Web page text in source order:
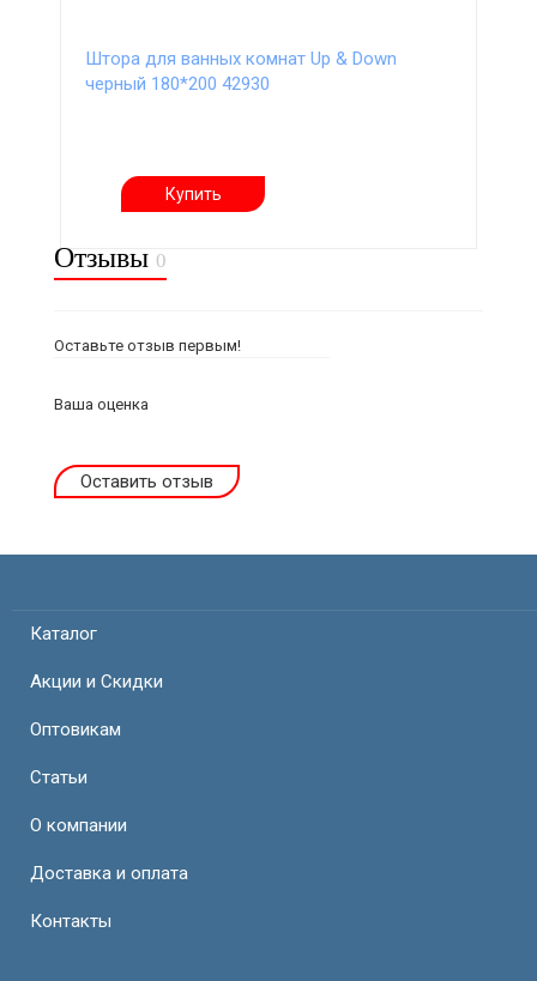
Штора для ванных комнат Up & Down
черный 180*200 42930
Купить
Отзывы 0
Оставьте отзыв первым!
Ваша оценка
Оставить отзыв
Каталог
Акции и Скидки
Оптовикам
Статьи
О компании
Доставка и оплата
Контакты